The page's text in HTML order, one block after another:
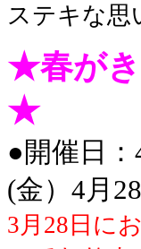
ステキな
★春がき
★
●開催日
(金）4月
3月28日に